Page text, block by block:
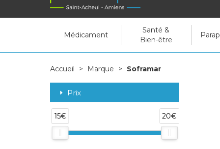
Médicament
Santé &
Bien-être
Accueil Marque Soframar
Prix
15€ 20€